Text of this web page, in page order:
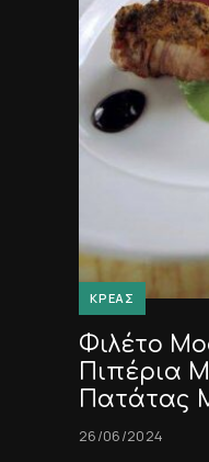
ΚΡΈΑΣ
Φιλέτο
Πιπέρια
Πατάτας
26/06/2024